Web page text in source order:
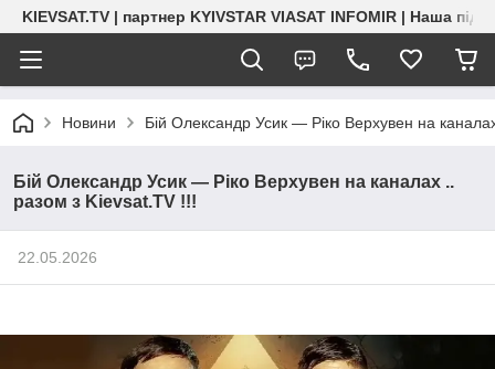
KIEVSAT.TV | партнер KYIVSTAR VIASAT INFOMIR | Наша
Новини Бій Олександр Усик — Ріко Верхувен на
Бій Олександр Усик — Ріко Верхувен на каналах ..
разом з Kievsat.TV !!!
22.05.2026